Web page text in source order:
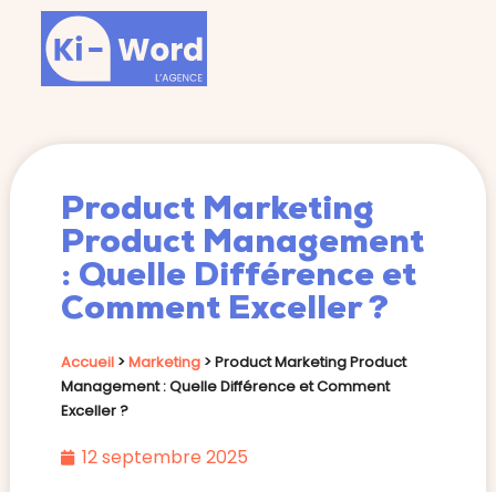
Product Marketing
Product Management
: Quelle Différence et
Comment Exceller ?
Accueil>Marketing>Product Marketing Product
Management : Quelle Différence et Comment
Exceller ?
12 septembre 2025